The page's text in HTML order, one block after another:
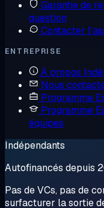
Garantie de
question
Contacter
ENTREPRISE
À propos
Nous
Programme
Programme
équipes
Indépendants
Autofinancés depuis
Pas de VCs, pas de
surfacturer la sortie